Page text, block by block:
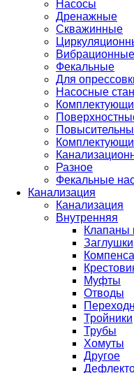
Насосы
Дренажные
Скважинные
Вибрационные
Фекальные
Для
Насосные
Разное
Фекальные
Канализация
Канализация
Внутренняя
Клапаны
Заглушки
Муфты
Отводы
Тройники
Трубы
Хомуты
Другое